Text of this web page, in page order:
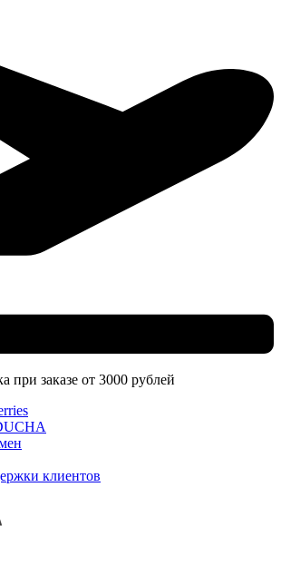
при заказе от 3000 рублей
клиентов